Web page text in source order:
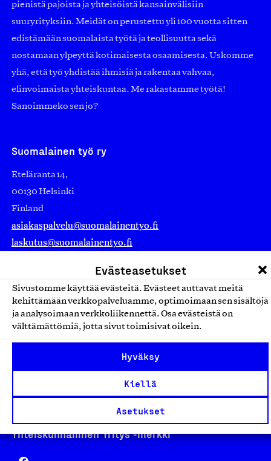
Evästeasetukset
Sivustomme käyttää evästeitä. Evästeet auttavat meitä
kehittämään verkkopalveluamme, optimoimaan sen sisältöjä
ja analysoimaan verkkoliikennettä. Osa evästeistä on
välttämättömiä, jotta sivut toimisivat oikein.
Hyväksy
Kiellä
Asetukset
pienistä pajoista ja yhteisöistä kansainvälisiin
suuryrityksiin. Meidät on perustettu yli 100 vuotta sitten
edistämään suomalaista työtä ja teollisuutta sekä
nostamaan ylpeyttä kotimaisesta osaamisesta. Uskomme
yhä, että työ yhdistää ihmisiä ja rakentaa vahvaa,
elinvoimaista yhteiskuntaa. Me rakastamme työtä!
Sanoimmeko sen jo?
Suomalainen työ ry
Eteläranta 14,
00130 Helsinki
Finland
asiakaspalvelu@suomalainentyo.fi
laskutus@suomalainentyo.fi
Avainlippu
Design From Finland
Yhteiskunnallinen Yritys -merkki